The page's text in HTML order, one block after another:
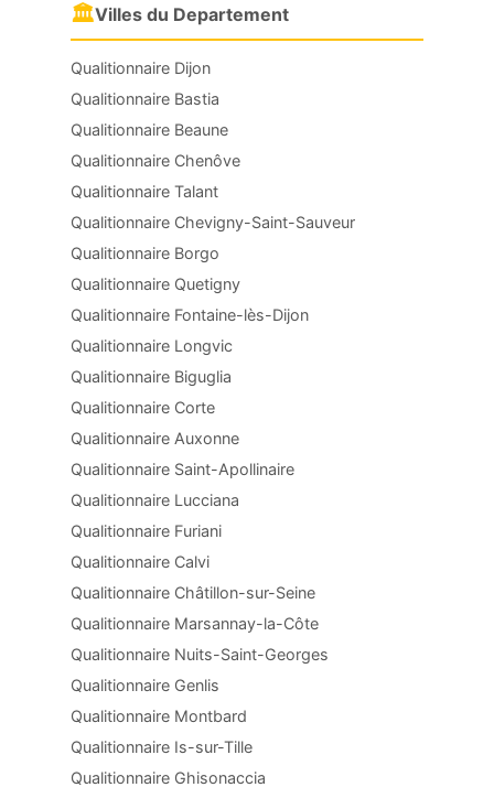
🏛Villes du Departement
Qualitionnaire Dijon
Qualitionnaire Bastia
Qualitionnaire Beaune
Qualitionnaire Chenôve
Qualitionnaire Talant
Qualitionnaire Chevigny-Saint-Sauveur
Qualitionnaire Borgo
Qualitionnaire Quetigny
Qualitionnaire Fontaine-lès-Dijon
Qualitionnaire Longvic
Qualitionnaire Biguglia
Qualitionnaire Corte
Qualitionnaire Auxonne
Qualitionnaire Saint-Apollinaire
Qualitionnaire Lucciana
Qualitionnaire Furiani
Qualitionnaire Calvi
Qualitionnaire Châtillon-sur-Seine
Qualitionnaire Marsannay-la-Côte
Qualitionnaire Nuits-Saint-Georges
Qualitionnaire Genlis
Qualitionnaire Montbard
Qualitionnaire Is-sur-Tille
Qualitionnaire Ghisonaccia